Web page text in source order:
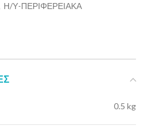
Η/Υ-ΠΕΡΙΦΕΡΕΙΑΚΑ
0.5 kg